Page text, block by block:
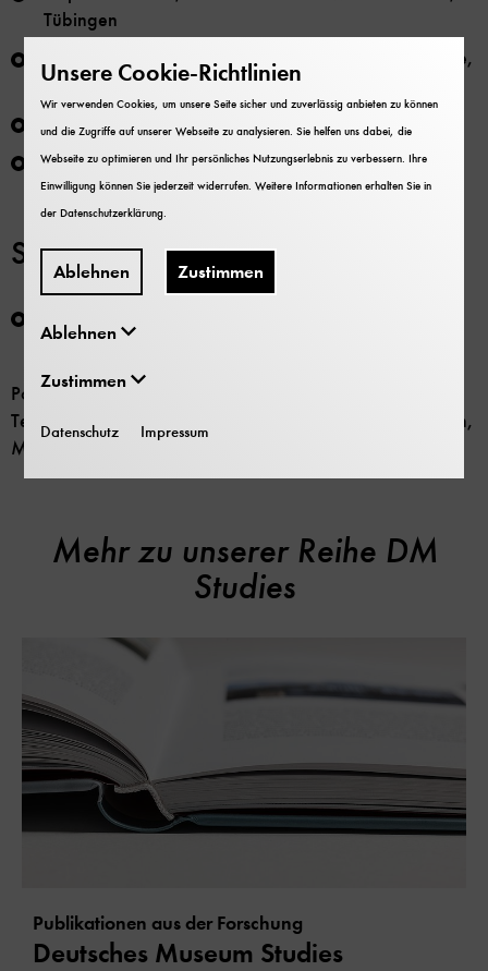
Tübingen
Liba Taub, Whipple Museum of the History of Science,
Cambridge
Heike Weber, Technische Universität Berlin
Rebecca Wolf, Staatliches Institut für Musikforschung
Preußischer Kulturbesitz, Berlin
Schriftleitung
c.hellmann@deutsches-museum.de
Postanschrift: Claudia Hellmann, Forschungsinstitut für
Technik- und Wissenschaftsgeschichte, Deutsches Museum,
Museumsinsel 1, 80538 München
Mehr zu unserer Reihe DM
Studies
Publikationen aus der Forschung
Deutsches Museum Studies
Unsere Cookie-Richtlinien
Wir verwenden Cookies, um unsere Seite sicher und zuverlässig anbieten zu können
und die Zugriffe auf unserer Webseite zu analysieren. Sie helfen uns dabei, die
Webseite zu optimieren und Ihr persönliches Nutzungserlebnis zu verbessern. Ihre
Einwilligung können Sie jederzeit widerrufen. Weitere Informationen erhalten Sie in
derDatenschutzerklärung
Ablehnen Zustimmen
Ablehnen
Zustimmen
Datenschutz Impressum